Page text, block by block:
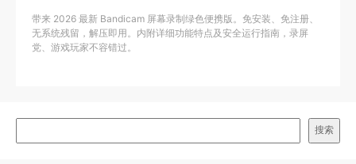
带来 2026 最新 Bandicam 屏幕录制绿色便携版。免安装、免注册、
无系统残留，解压即用。内附详细功能特点及安全运行指南，录屏
党、游戏玩家不容错过。
搜索